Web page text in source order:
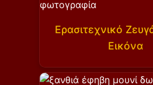
Ερασιτεχνικό
Εικόνα